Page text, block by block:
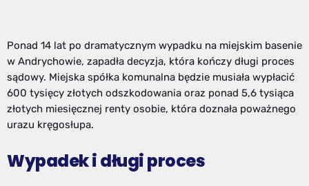
Ponad 14 lat po dramatycznym wypadku na miejskim basenie
w Andrychowie, zapadła decyzja, która kończy długi proces
sądowy. Miejska spółka komunalna będzie musiała wypłacić
600 tysięcy złotych odszkodowania oraz ponad 5,6 tysiąca
złotych miesięcznej renty osobie, która doznała poważnego
urazu kręgosłupa.
Wypadek i długi proces